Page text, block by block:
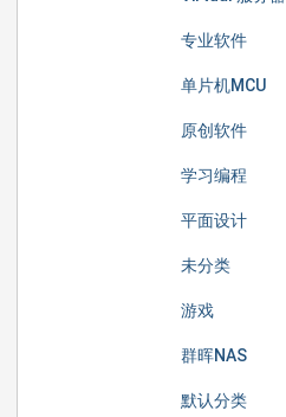
专业软件
单片机MCU
原创软件
学习编程
平面设计
未分类
游戏
群晖NAS
默认分类